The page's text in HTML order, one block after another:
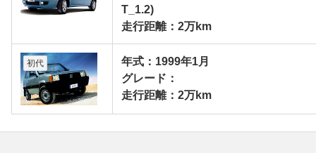
T_1.2)
走行距離：2万km
初代
年式：1999年1月
グレード：
走行距離：2万km